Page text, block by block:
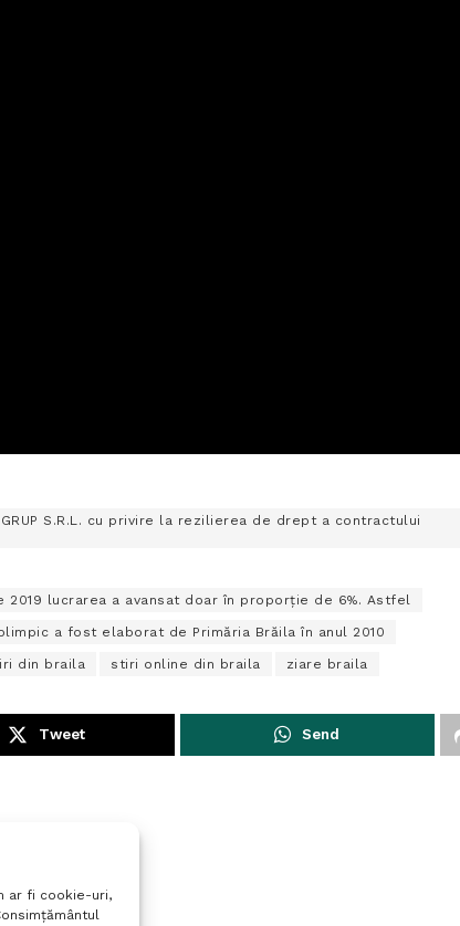
ar fi cookie-uri,
S.R.L. cu privire la rezilierea de drept a contractului
lucrarea a avansat doar în proporție de 6%. Astfel
a fost elaborat de Primăria Brăila în anul 2010
din braila stiri online din braila ziare braila
Tweet Send